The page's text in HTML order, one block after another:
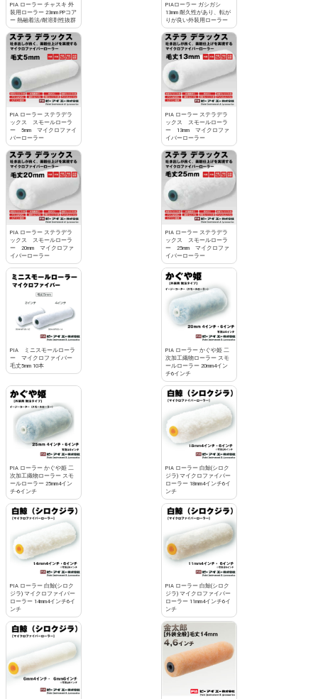
PIA ローラー チャスキ 外
装用ローラー 23mm PPコア
ー 熱融着法/耐溶剤性抜群
PIAローラー ガシガシ
13mm 耐久性があり、転が
りが良い外装用ローラー
PIA ローラー ステラデラ
ックス スモールローラ
ー 5mm マイクロファイ
バーローラー
PIA ローラー ステラデラ
ックス スモールローラ
ー 13mm マイクロファ
イバーローラー
PIA ローラー ステラデラ
ックス スモールローラ
ー 20mm マイクロファ
イバーローラー
PIA ローラー ステラデラ
ックス スモールローラ
ー 25mm マイクロファ
イバーローラー
PIA ミニスモールローラ
ー マイクロファイバー
毛丈5mm 10本
PIA ローラー かぐや姫 二
次加工織物ローラー スモ
ールローラー 20mm4イン
チ6インチ
PIA ローラー かぐや姫 二
次加工織物ローラー スモ
ールローラー 25mm4イン
チ-6インチ
PIA ローラー 白鯨(シロク
ジラ) マイクロファイバー
ローラー 18mm4インチ6イ
ンチ
PIA ローラー 白鯨(シロク
ジラ) マイクロファイバー
ローラー 14mm4インチ6イ
ンチ
PIA ローラー 白鯨(シロク
ジラ) マイクロファイバー
ローラー 11mm4インチ6イ
ンチ